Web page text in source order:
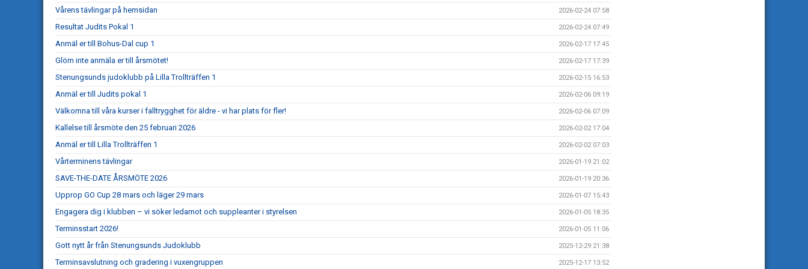
Vårens tävlingar på hemsidan 2026-02-24 07:58
Resultat Judits Pokal 1 2026-02-24 07:49
Anmäl er till Bohus-Dal cup 1 2026-02-17 17:45
Glöm inte anmäla er till årsmötet! 2026-02-17 17:39
Stenungsunds judoklubb på Lilla Trollträffen 1 2026-02-15 16:53
Anmäl er till Judits pokal 1 2026-02-06 09:19
Välkomna till våra kurser i falltrygghet för äldre - vi har plats för fler! 2026-02-06 07:09
Kallelse till årsmöte den 25 februari 2026 2026-02-02 17:04
Anmäl er till Lilla Trollträffen 1 2026-02-02 07:03
Vårterminens tävlingar 2026-01-19 21:02
SAVE-THE-DATE ÅRSMÖTE 2026 2026-01-19 20:36
Upprop GO Cup 28 mars och läger 29 mars 2026-01-07 15:43
Engagera dig i klubben – vi söker ledamot och suppleanter i styrelsen 2026-01-05 18:35
Terminsstart 2026! 2026-01-05 11:06
Gott nytt år från Stenungsunds Judoklubb 2025-12-29 21:38
Terminsavslutning och gradering i vuxengruppen 2025-12-17 13:52